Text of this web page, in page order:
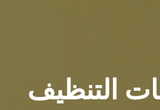
التنظيف